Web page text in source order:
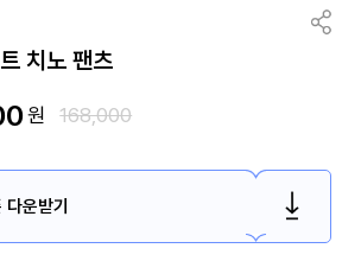
치노 팬츠
원 168,000
운받기